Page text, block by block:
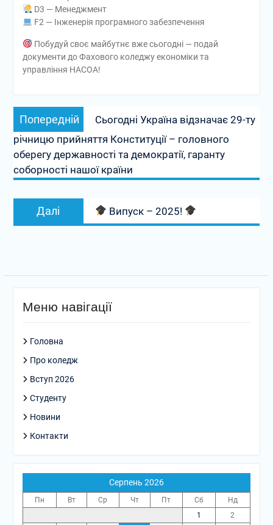
D3 — Менеджмент
F2 — Інженерія програмного забезпечення
Побудуй своє майбутнє вже сьогодні — подай
документи до Фахового коледжу економіки та
управління НАСОА!
Навігація
записів
Попередній
Попередній
запис:
Сьогодні Україна відзначає 29-ту
річницю прийняття Конституції – головного
оберегу державності та демократії, гаранту
соборності нашої країни
Далі
Наступний
запис:
Випуск – 2025!
Меню навігації
Головна
Про коледж
Вступ 2026
Студенту
Новини
Контакти
Серпень 2026
Пн Вт Ср Чт Пт Сб
Нд
1
2